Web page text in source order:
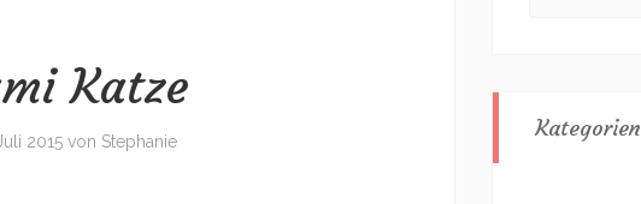
Katze
2015 von Stephanie Kategorien